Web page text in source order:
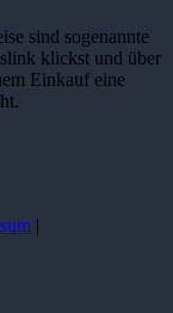
sind sogenannte
klickst und über
Einkauf eine
|